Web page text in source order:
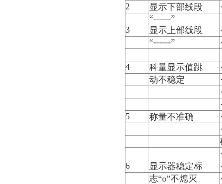
2
显示下部线段
“------”
3
显示上部线段
“------”
4 科量显示值跳
动不稳定
5
称量不准确
6
显示器稳定标
志“o”不熄灭